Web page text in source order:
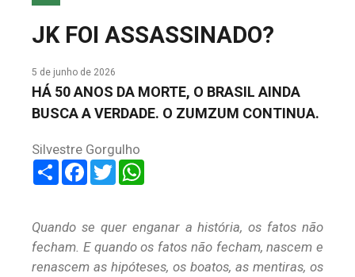
JK FOI ASSASSINADO?
5 de junho de 2026
HÁ 50 ANOS DA MORTE, O BRASIL AINDA
BUSCA A VERDADE. O ZUMZUM CONTINUA.
Silvestre Gorgulho
ShareFacebook
Twitter
Quando se quer enganar a história, os fatos não
fecham. E quando os fatos não fecham, nascem e
renascem as hipóteses, os boatos, as mentiras, os